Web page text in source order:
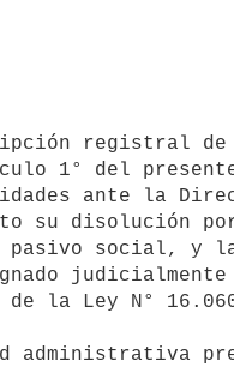
1° del
ante la
su disolución
social, y
judicialmente
la Ley N°